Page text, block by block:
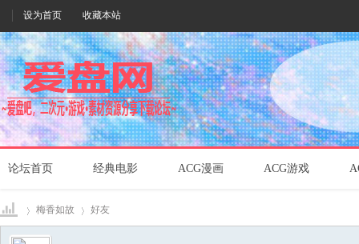
设为首页 收藏本站
论坛首页 经典电影 ACG漫画 ACG游戏
梅香如故 好友